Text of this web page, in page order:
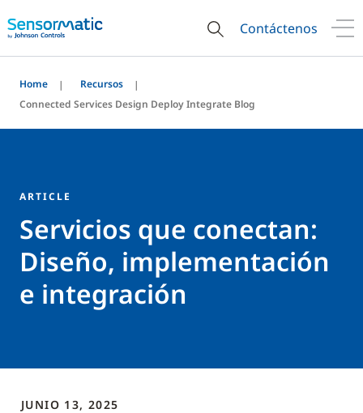
Contáctenos
Home
Recursos
Connected Services Design Deploy Integrate Blog
ARTICLE
Servicios que conectan:
Diseño, implementación
e integración
JUNIO 13, 2025